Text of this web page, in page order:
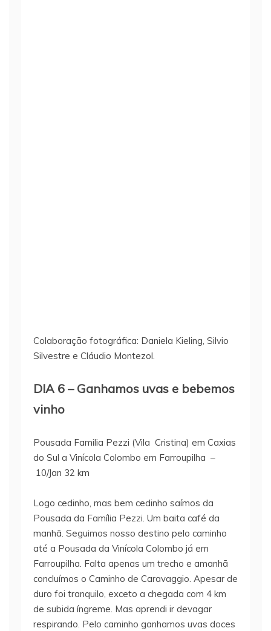
Colaboração fotográfica: Daniela Kieling, Silvio
Silvestre e Cláudio Montezol.
DIA 6 – Ganhamos uvas e bebemos
vinho
Pousada Familia Pezzi (Vila Cristina) em Caxias
do Sul a Vinícola Colombo em Farroupilha –
10/Jan 32 km
Logo cedinho, mas bem cedinho saímos da
Pousada da Família Pezzi. Um baita café da
manhã. Seguimos nosso destino pelo caminho
até a Pousada da Vinícola Colombo já em
Farroupilha. Falta apenas um trecho e amanhã
concluímos o Caminho de Caravaggio. Apesar de
duro foi tranquilo, exceto a chegada com 4 km
de subida íngreme. Mas aprendi ir devagar
respirando. Pelo caminho ganhamos uvas doces